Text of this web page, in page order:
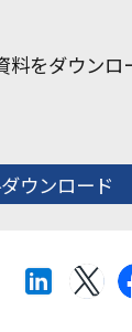
料をダウンロ
ウンロード